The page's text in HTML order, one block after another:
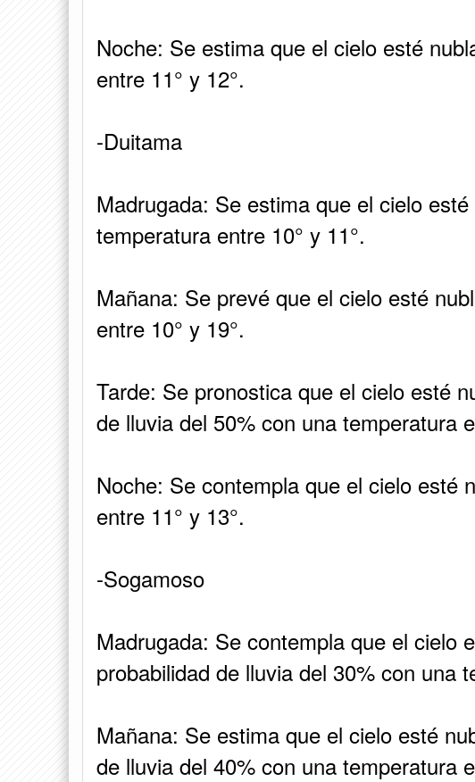
Noche: Se estima que el cielo esté
entre 11° y 12°.
-Duitama
Madrugada: Se estima que el cielo
temperatura entre 10° y 11°.
Mañana: Se prevé que el cielo esté
entre 10° y 19°.
Tarde: Se pronostica que el cielo esté
de lluvia del 50% con una temperatura
Noche: Se contempla que el cielo esté
entre 11° y 13°.
-Sogamoso
Madrugada: Se contempla que el cielo
probabilidad de lluvia del 30% con una
Mañana: Se estima que el cielo esté
de lluvia del 40% con una temperatura